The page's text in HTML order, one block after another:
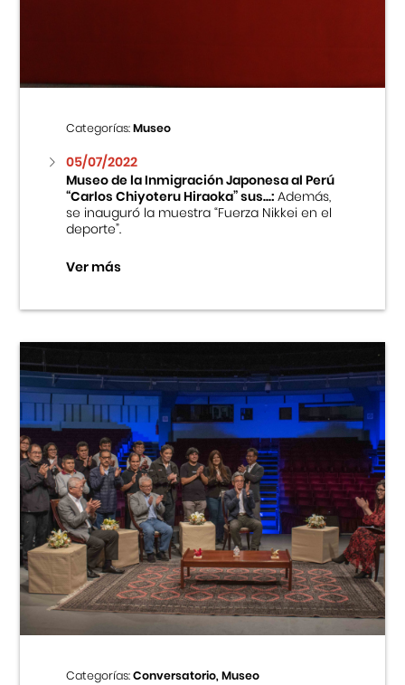
Cursos
Museo de la Inmigración Japonesa
Fondo Editorial
Teatro Peruano Japonés
Categorías:Museo
05/07/2022
Museo de la Inmigración Japonesa al Perú
“Carlos Chiyoteru Hiraoka” sus...:Además,
se inauguró la muestra “Fuerza Nikkei en el
deporte”.
Ver más
Categorías:Conversatorio, Museo